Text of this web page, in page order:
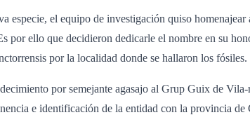
especie, el equipo de investigación quiso
ello que decidieron dedicarle el nombre en su
por la localidad donde se hallaron los fósiles.
por semejante agasajo al Grup Guix de
e identificación de la entidad con la provincia